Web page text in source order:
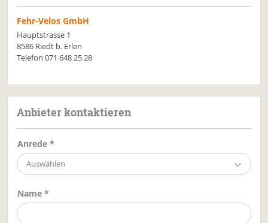
Fehr-Velos GmbH
Hauptstrasse 1
8586 Riedt b. Erlen
Telefon 071 648 25 28
Anbieter kontaktieren
Anrede *
Auswählen
Name *